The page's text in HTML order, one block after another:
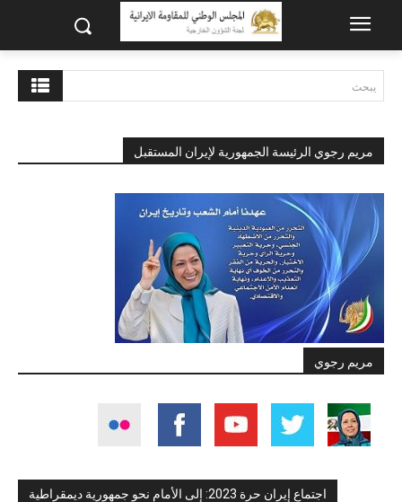
يبحث
مريم رجوي الرئيسة الجمهورية لإيران المستقبل
مريم رجوي
اجتماع إيران حرة 2023: إلى الأمام نحو جمهورية ديمقراطية